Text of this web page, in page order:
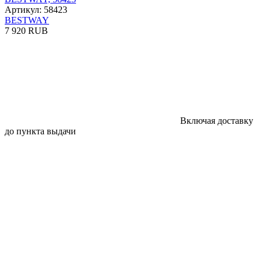
Артикул: 58423
BESTWAY
7 920 RUB
Включая доставку
до пункта выдачи